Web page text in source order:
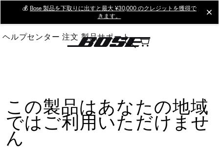
Main
💰 Bose 製品を下取りに出すと最大 ¥30,000 のクレジットを獲得で
きます。
ヘルプセンター 注文 製品サポート
この製品はあなたの地域
ではご利用いただけませ
ん